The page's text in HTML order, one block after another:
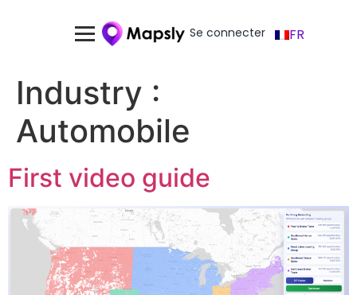
Se connecter FR
Industry :
Automobile
First video guide